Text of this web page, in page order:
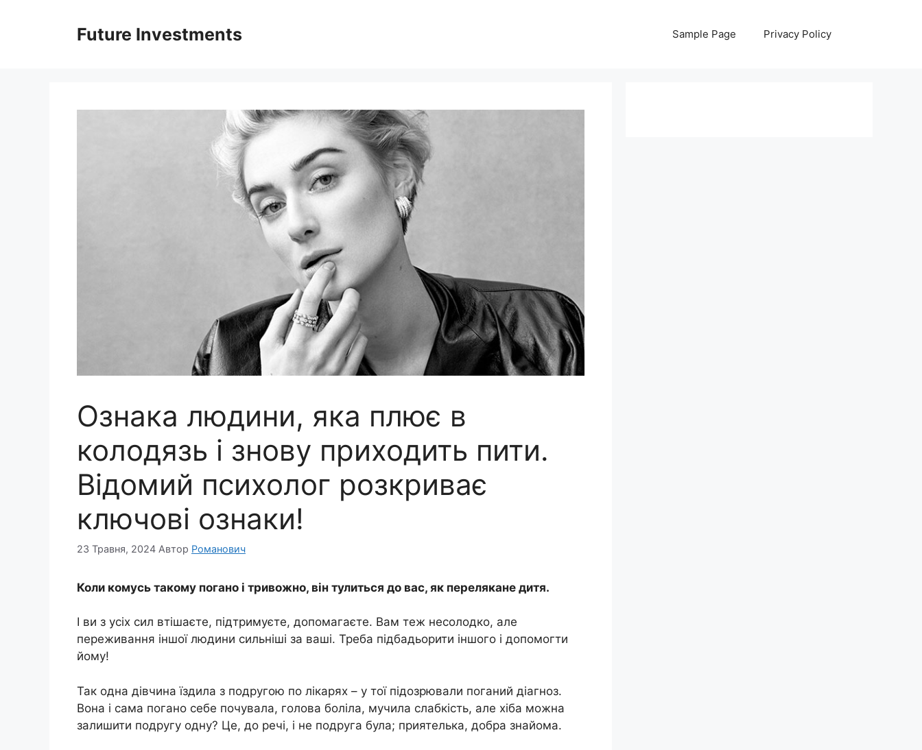
Future Investments Sample Page Privacy Policy
Ознака людини, яка плює в
колодязь і знову приходить пити.
Відомий психолог розкриває
ключові ознаки!
23 Травня, 2024 Автор Романович
Коли комусь такому погано і тривожно, він тулиться до вас, як перелякане дитя.
І ви з усіх сил втішаєте, підтримуєте, допомагаєте. Вам теж несолодко, але
переживання іншої людини сильніші за ваші. Треба підбадьорити іншого і допомогти
йому!
Так одна дівчина їздила з подругою по лікарях – у тої підозрювали поганий діагноз.
Вона і сама погано себе почувала, голова боліла, мучила слабкість, але хіба можна
залишити подругу одну? Це, до речі, і не подруга була; приятелька, добра знайома.